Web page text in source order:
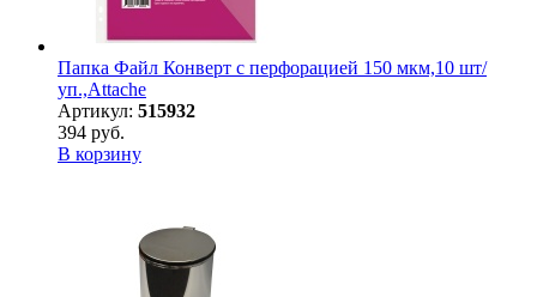
Папка Файл Конверт с перфорацией 150 мкм,10 шт/
уп.,Attache
Артикул: 515932
394 руб.
В корзину